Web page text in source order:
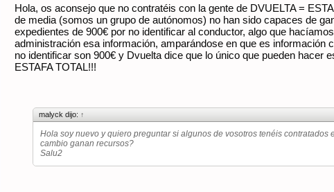
Hola, os aconsejo que no contratéis con la gente de DVUELTA =
de media (somos un grupo de autónomos) no han sido capaces de
expedientes de 900€ por no identificar al conductor, algo que
administración esa información, amparándose en que es
no identificar son 900€ y Dvuelta dice que lo único que pueden
ESTAFA TOTAL!!!
malyck dijo: ↑
Hola soy nuevo y quiero preguntar si algunos de vosotros tenéis
cambio ganan recursos?
Salu2